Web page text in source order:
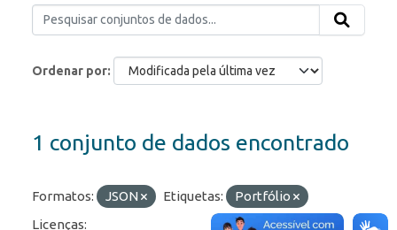
Ordenar por
1 conjunto de dados encontrado
Formatos: JSON Etiquetas:
Portfólio
Licenças: